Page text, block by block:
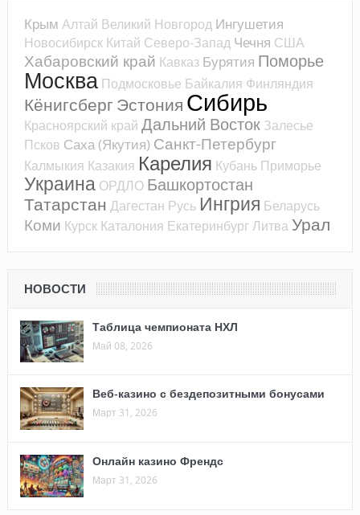
Крым Алтай Великий Новгород Ингушетия
Новосибирск Китай Северо-Запад Чечня США
Хабаровский край Кавказ Бурятия Поморье
Москва Подмосковье Байкалия Финляндия
Кёнигсберг Эстония Сибирь
Красноярский край Дальний Восток Залесье
Псков Саха (Якутия) Санкт-Петербург
Калмыкия Казакия Карелия Кубань Приморье
Украина ОРДЛО Башкортостан
Татарстан Дагестан Русь Ингрия Беларусь
Коми Курск Каталония Екатеринбург Литва Урал
НОВОСТИ
Таблица чемпионата НХЛ
Май 08, 2026
Веб-казино с бездепозитными бонусами
Март 31, 2026
Онлайн казино Френдс
Март 31, 2026